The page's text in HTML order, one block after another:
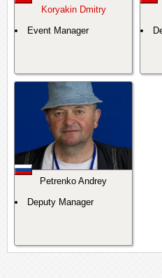
Koryakin Dmitry
Event Manager
Petrenko Andrey
Deputy Manager